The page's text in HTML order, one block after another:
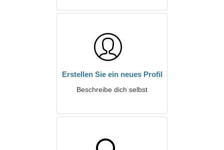
Erstellen Sie ein neues Profil
Beschreibe dich selbst